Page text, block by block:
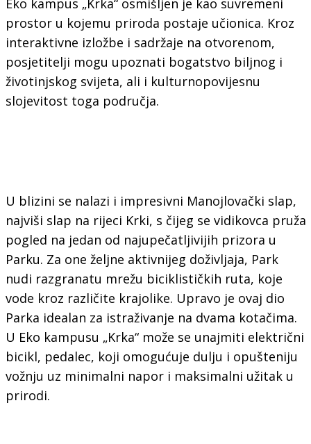
prostor u kojemu priroda postaje učionica. Kroz
interaktivne izložbe i sadržaje na otvorenom,
posjetitelji mogu upoznati bogatstvo biljnog i
životinjskog svijeta, ali i kulturnopovijesnu
slojevitost toga područja.
U blizini se nalazi i impresivni Manojlovački slap,
najviši slap na rijeci Krki, s čijeg se vidikovca pruža
pogled na jedan od najupečatljivijih prizora u
Parku. Za one željne aktivnijeg doživljaja, Park
nudi razgranatu mrežu biciklističkih ruta, koje
vode kroz različite krajolike. Upravo je ovaj dio
Parka idealan za istraživanje na dvama kotačima.
U Eko kampusu „Krka“ može se unajmiti električni
bicikl, pedalec, koji omogućuje dulju i opušteniju
vožnju uz minimalni napor i maksimalni užitak u
prirodi.